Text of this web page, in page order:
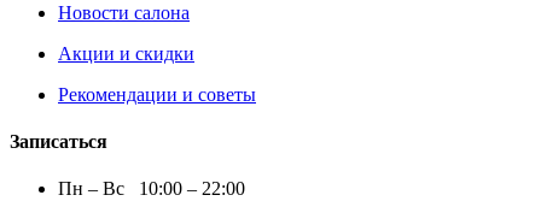
Новости салона
Акции и скидки
Рекомендации и советы
Записаться
Пн – Вс 10:00 – 22:00